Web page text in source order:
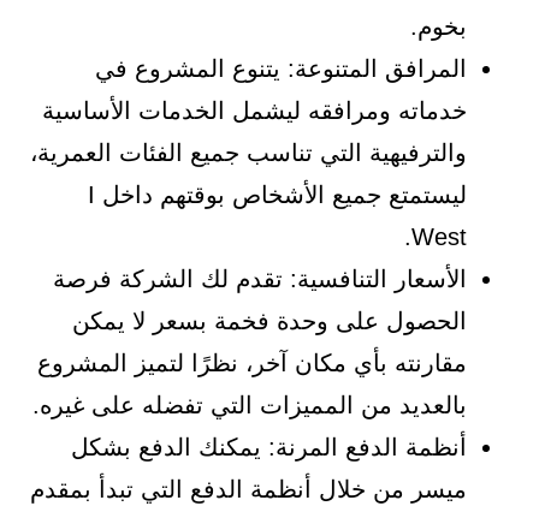
بخوم.
المرافق المتنوعة: يتنوع المشروع في
خدماته ومرافقه ليشمل الخدمات الأساسية
والترفيهية التي تناسب جميع الفئات العمرية،
ليستمتع جميع الأشخاص بوقتهم داخل I
West.
الأسعار التنافسية: تقدم لك الشركة فرصة
الحصول على وحدة فخمة بسعر لا يمكن
مقارنته بأي مكان آخر، نظرًا لتميز المشروع
بالعديد من المميزات التي تفضله على غيره.
أنظمة الدفع المرنة: يمكنك الدفع بشكل
ميسر من خلال أنظمة الدفع التي تبدأ بمقدم